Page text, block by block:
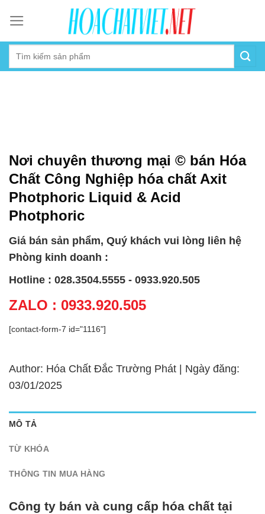
content
Nơi chuyên thương mại © bán Hóa
Chất Công Nghiệp hóa chất Axit
Photphoric Liquid & Acid
Photphoric
Giá bán sản phẩm, Quý khách vui lòng liên hệ
Phòng kinh doanh :
Hotline : 028.3504.5555 - 0933.920.505
ZALO : 0933.920.505
[contact-form-7 id="1116"]
Author: Hóa Chất Đắc Trường Phát | Ngày đăng:
03/01/2025
MÔ TẢ
TỪ KHÓA
THÔNG TIN MUA HÀNG
Công ty bán và cung cấp hóa chất tại